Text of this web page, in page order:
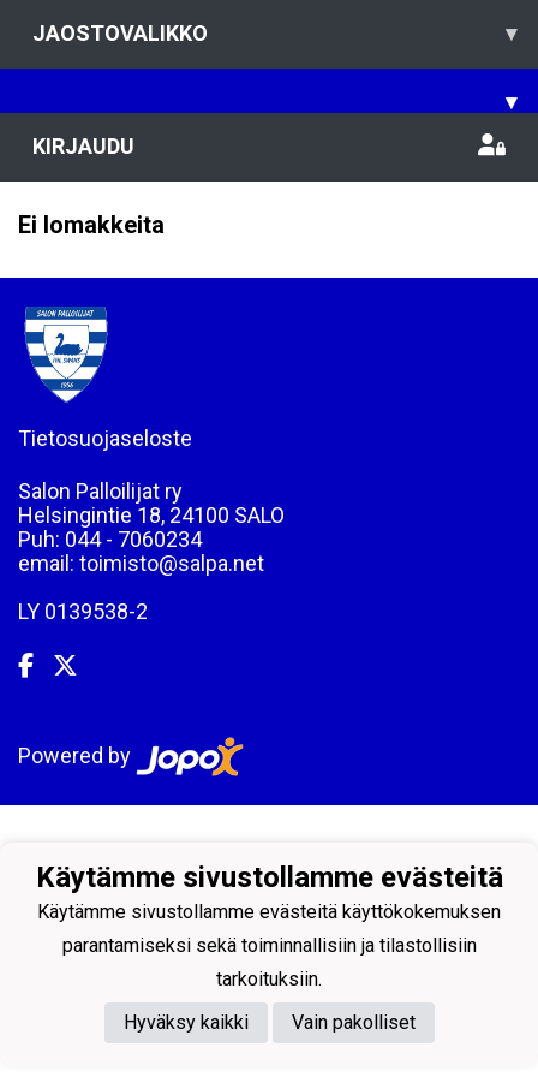
JAOSTOVALIKKO ▾
▾
KIRJAUDU
Ei lomakkeita
Tietosuojaseloste
Salon Palloilijat ry
Helsingintie 18, 24100 SALO
Puh: 044 - 7060234
email: toimisto@salpa.net
LY 0139538-2
Powered by
Käytämme sivustollamme evästeitä
Käytämme sivustollamme evästeitä käyttökokemuksen
parantamiseksi sekä toiminnallisiin ja tilastollisiin
tarkoituksiin.
Hyväksy kaikki
Vain pakolliset